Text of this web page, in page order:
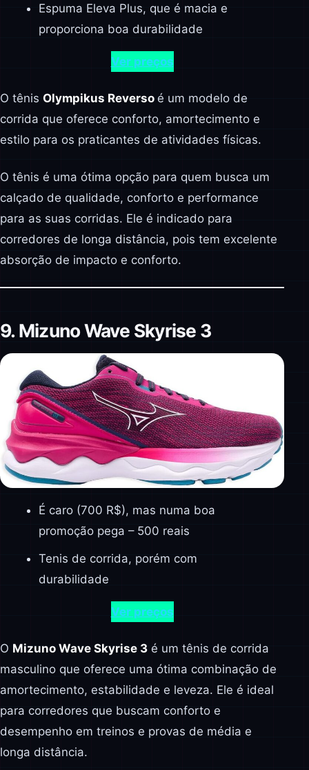
Espuma Eleva Plus, que é macia e
proporciona boa durabilidade
Ver preços
O tênis Olympikus Reverso é um modelo de
corrida que oferece conforto, amortecimento e
estilo para os praticantes de atividades físicas.
O tênis é uma ótima opção para quem busca um
calçado de qualidade, conforto e performance
para as suas corridas. Ele é indicado para
corredores de longa distância, pois tem excelente
absorção de impacto e conforto.
9. Mizuno Wave Skyrise 3
É caro (700 R$), mas numa boa
promoção pega – 500 reais
Tenis de corrida, porém com
durabilidade
Ver preços
O Mizuno Wave Skyrise 3 é um tênis de corrida
masculino que oferece uma ótima combinação de
amortecimento, estabilidade e leveza. Ele é ideal
para corredores que buscam conforto e
desempenho em treinos e provas de média e
longa distância.